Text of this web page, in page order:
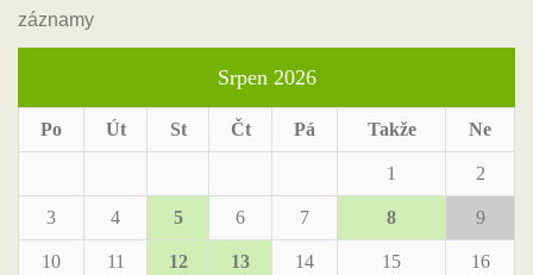
záznamy
Srpen 2026
Po Út St Čt Pá Takže Ne
1 2
3 4 5 6 7 8 9
10 11 12 13 14 15 16